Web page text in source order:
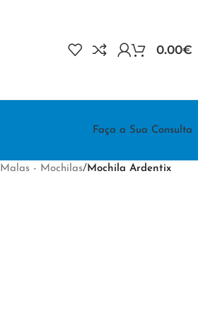
0.00€
Faça a Sua Consulta
Malas - Mochilas/Mochila Ardentix